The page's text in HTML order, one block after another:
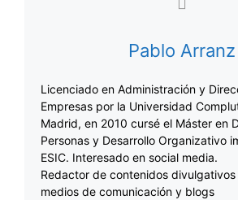
Pablo Arranz
Licenciado en Administración y
Empresas por la Universidad
Madrid, en 2010 cursé el Máster en
Personas y Desarrollo Organizativo
ESIC. Interesado en social media.
Redactor de contenidos
medios de comunicación y blogs